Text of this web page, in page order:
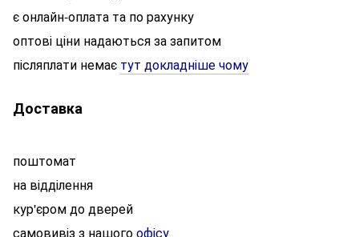
є онлайн-оплата та по рахунку
оптові ціни надаються за запитом
післяплати немає тут докладніше чому
Доставка
поштомат
на відділення
кур'єром до дверей
самовивіз з нашогоофісу